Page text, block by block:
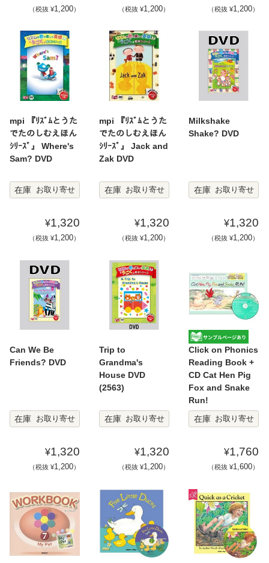
（税抜 ¥1,200） （税抜 ¥1,200） （税抜 ¥1,200）
mpi 『ﾘｽﾞﾑとうた
でたのしむえほん
ｼﾘｰｽﾞ』 Where's
Sam? DVD
在庫 お取り寄せ
¥1,320
（税抜 ¥1,200）
mpi 『ﾘｽﾞﾑとうた
でたのしむえほん
ｼﾘｰｽﾞ』 Jack and
Zak DVD
在庫 お取り寄せ
¥1,320
（税抜 ¥1,200）
Milkshake
Shake? DVD
在庫 お取り寄せ
¥1,320
（税抜 ¥1,200）
Can We Be
Friends? DVD
在庫 お取り寄せ
¥1,320
（税抜 ¥1,200）
Trip to
Grandma's
House DVD
(2563)
在庫 お取り寄せ
¥1,320
（税抜 ¥1,200）
Click on Phonics
Reading Book +
CD Cat Hen Pig
Fox and Snake
Run!
在庫
お取り寄せ
¥1,760
（税抜 ¥1,600）